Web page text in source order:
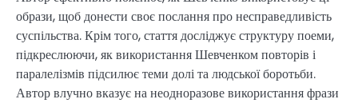
образи, щоб донести своє послання про несправедливість
суспільства. Крім того, стаття досліджує структуру поеми,
підкреслюючи, як використання Шевченком повторів і
паралелізмів підсилює теми долі та людської боротьби.
Автор влучно вказує на неодноразове використання фрази